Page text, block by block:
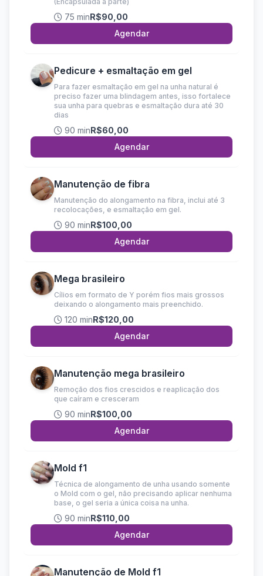
75 minR$90,00
Agendar
Pedicure + esmaltação em gel
Para fazer esmaltação em gel na unha natural é
preciso fazer uma blindagem antes, isso fortalece
sua unha para quebras e esmaltação dura até 30
dias
90 minR$60,00
Agendar
Manutenção de fibra
Manutenção do alongamento na fibra, inclui até 3
recolocações, e esmaltação em gel.
90 minR$100,00
Agendar
Mega brasileiro
Cílios em formato de Y porém fios mais grossos
deixando o alongamento mais preenchido.
120 minR$120,00
Agendar
Manutenção mega brasileiro
Remoção dos fios crescidos e reaplicação dos
que caíram e cresceram
90 minR$100,00
Agendar
Mold f1
Técnica de alongamento de unha usando somente
o Mold com o gel, não precisando aplicar nenhuma
base, o gel seria a única coisa na unha.
90 minR$110,00
Agendar
Manutenção de Mold f1